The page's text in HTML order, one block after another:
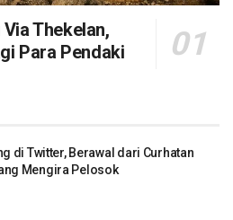
Thekelan,
Para Pendaki
di Twitter, Berawal dari Curhatan
Mengira Pelosok